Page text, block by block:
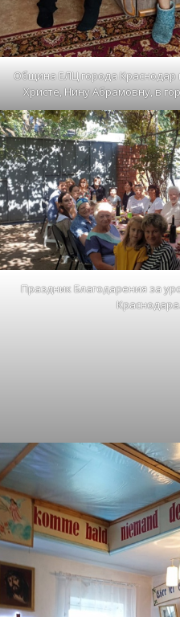
Община ЕЛЦ города Краснодар
Христе, Нину Абрамовну, в
Праздник Благодарения за